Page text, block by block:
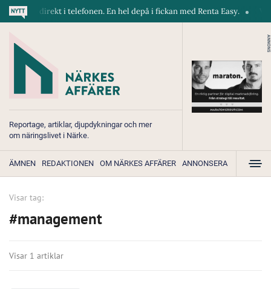
direkt i telefonen. En hel depå i fickan med Renta Easy.
Reportage, artiklar, djupdykningar och mer
om näringslivet i Närke.
ANNONS
ÄMNEN REDAKTIONEN OM NÄRKES AFFÄRER ANNONSERA
Visar tag:
#management
Visar 1 artiklar